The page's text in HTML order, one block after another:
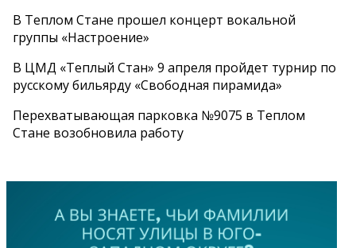
В Теплом Стане прошел концерт вокальной
группы «Настроение»
В ЦМД «Теплый Стан» 9 апреля пройдет турнир по
русскому бильярду «Свободная пирамида»
Перехватывающая парковка №9075 в Теплом
Стане возобновила работу